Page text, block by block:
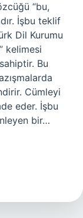
“bu,
İşbu teklif
Dil Kurumu
kelimesi
Bu
Cümleyi
eder. İşbu
bir…